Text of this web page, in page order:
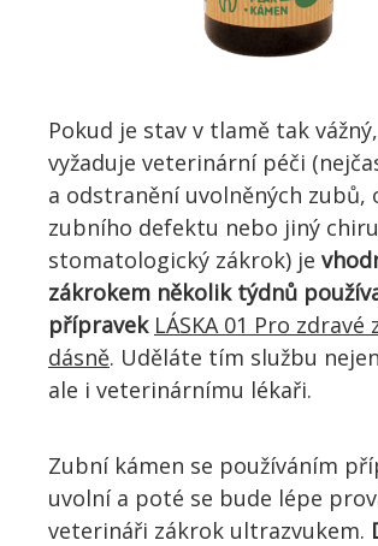
Pokud je stav v tlamě tak
vyžaduje veterinární péči
a odstranění uvolněných zubů,
zubního defektu nebo jiný
stomatologický zákrok) je
zákrokem několik týdnů
přípravek LÁSKA 01 Pro zdravé
dásně. Uděláte tím službu
ale i veterinárnímu lékaři.
Zubní kámen se používáním
uvolní a poté se bude lépe
veterináři zákrok ultrazvukem.